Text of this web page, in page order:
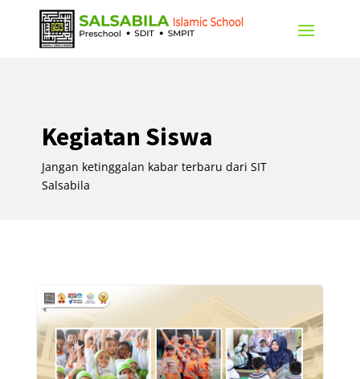
Kegiatan Siswa
Jangan ketinggalan kabar terbaru dari SIT
Salsabila